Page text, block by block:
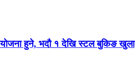
हुने, भदौ १ देखि स्टल बुकिङ खुला